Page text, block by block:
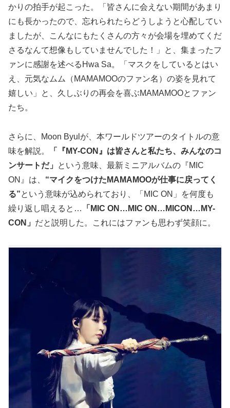
かりの拍手が起こった。「皆さんに会えない期間があまり
にも長かったので、忘れられたらどうしようと心配してい
ましたが、こんなにもたくさんの方々が会場を埋めてくだ
さるなんて想像もしていませんでした！」と、集まったフ
ァンに感謝を述べるHwa Sa。「マスクをしているとはい
え、元気なムム（MAMAMOOのファン名）の姿を見れて
嬉しい」と、久しぶりの再会を喜ぶMAMAMOOとファン
たち。
さらに、Moon Byulが、本ワールドツアーのタイトルの意
味を解説。
「『MY-CON』は皆さんと私たち、みんなのコ
ンサートだ」
という意味、最新ミニアルバムの『MIC
ON』は、 “マイクをつけたMAMAMOOが仕事に戻ってく
る”という意味が込められており、「MIC ON」を何度も
繰り返し唱えると…
「MIC ON…MIC ON…MICON…MY-
CON」 だと説明した。これにはファンも思わず笑顔に。